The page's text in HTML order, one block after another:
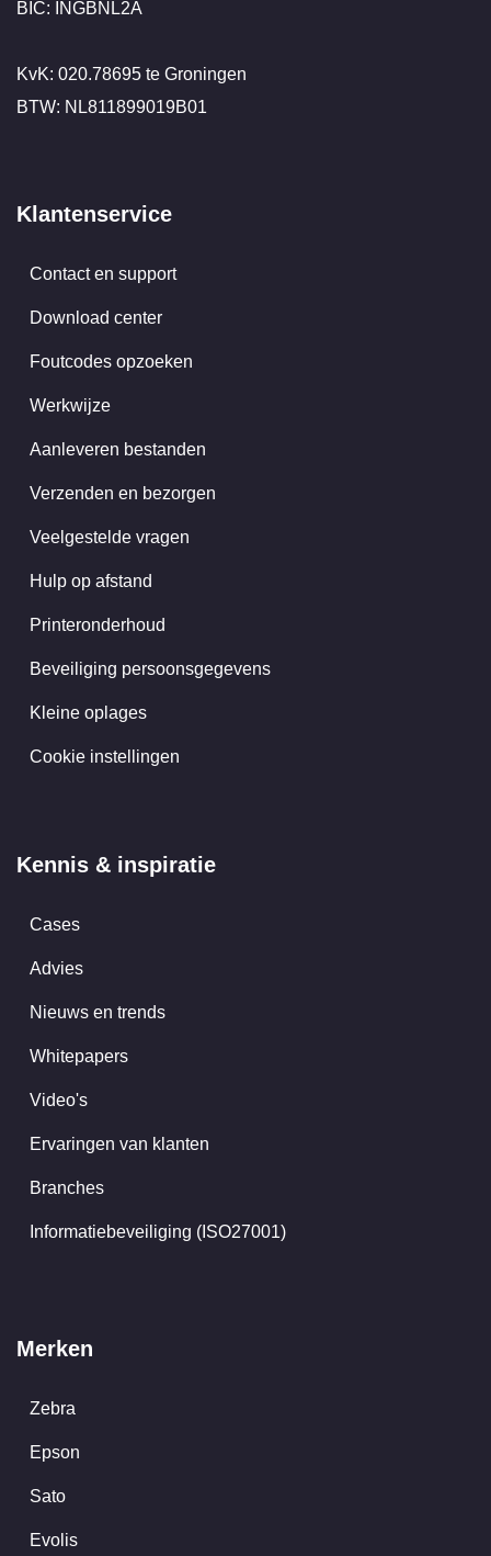
BIC: INGBNL2A
KvK: 020.78695 te Groningen
BTW: NL811899019B01
Klantenservice
Contact en support
Download center
Foutcodes opzoeken
Werkwijze
Aanleveren bestanden
Verzenden en bezorgen
Veelgestelde vragen
Hulp op afstand
Printeronderhoud
Beveiliging persoonsgegevens
Kleine oplages
Cookie instellingen
Kennis & inspiratie
Cases
Advies
Nieuws en trends
Whitepapers
Video's
Ervaringen van klanten
Branches
Informatiebeveiliging (ISO27001)
Merken
Zebra
Epson
Sato
Evolis